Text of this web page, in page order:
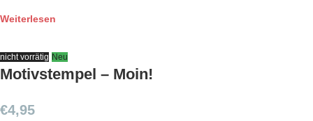
Weiterlesen
nicht vorrätig Neu
Motivstempel – Moin!
€4,95